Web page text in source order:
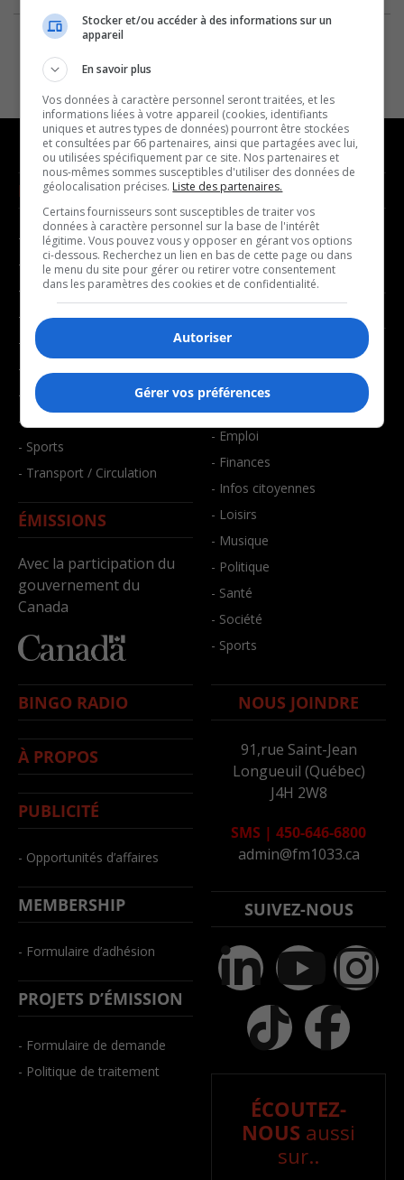
NOUVELLES
- Affaires municipales
- Communauté / Social
- Culture
- Économie
- Éducation
- Environnement
- Faits divers
- Santé et bien-être
- Sports
- Transport / Circulation
ÉMISSIONS
Avec la participation du
gouvernement du
Canada
MUSIQUE
- Décompte franco
- Joué récemment
BALADOS
- Affaires
- Art de vivre
- Bien-être
- Emploi
- Finances
- Infos citoyennes
- Loisirs
- Musique
- Politique
- Santé
- Société
- Sports
BINGO RADIO
À PROPOS
PUBLICITÉ
- Opportunités d’affaires
MEMBERSHIP
- Formulaire d’adhésion
PROJETS D’ÉMISSION
- Formulaire de demande
- Politique de traitement
NOUS JOINDRE
91,rue Saint-Jean
Longueuil (Québec)
J4H 2W8
SMS | 450-646-6800
admin@fm1033.ca
SUIVEZ-NOUS
ÉCOUTEZ-
NOUS aussi
sur..
Stocker et/ou accéder à des informations sur un
appareil
En savoir plus
Vos données à caractère personnel seront traitées, et les
informations liées à votre appareil (cookies, identifiants
uniques et autres types de données) pourront être stockées
et consultées par 66 partenaires, ainsi que partagées avec lui,
ou utilisées spécifiquement par ce site. Nos partenaires et
nous-mêmes sommes susceptibles d'utiliser des données de
géolocalisation précises. Liste des partenaires.
Certains fournisseurs sont susceptibles de traiter vos
données à caractère personnel sur la base de l'intérêt
légitime. Vous pouvez vous y opposer en gérant vos options
ci-dessous. Recherchez un lien en bas de cette page ou dans
le menu du site pour gérer ou retirer votre consentement
dans les paramètres des cookies et de confidentialité.
Autoriser
Gérer vos préférences